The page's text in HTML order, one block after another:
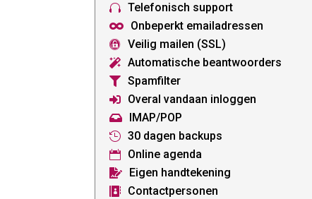
 Telefonisch support
 Onbeperkt emailadressen
 Veilig mailen (SSL)
 Automatische beantwoorders
 Spamfilter
 Overal vandaan inloggen
 IMAP/POP
 30 dagen backups
 Online agenda
 Eigen handtekening
 Contactpersonen